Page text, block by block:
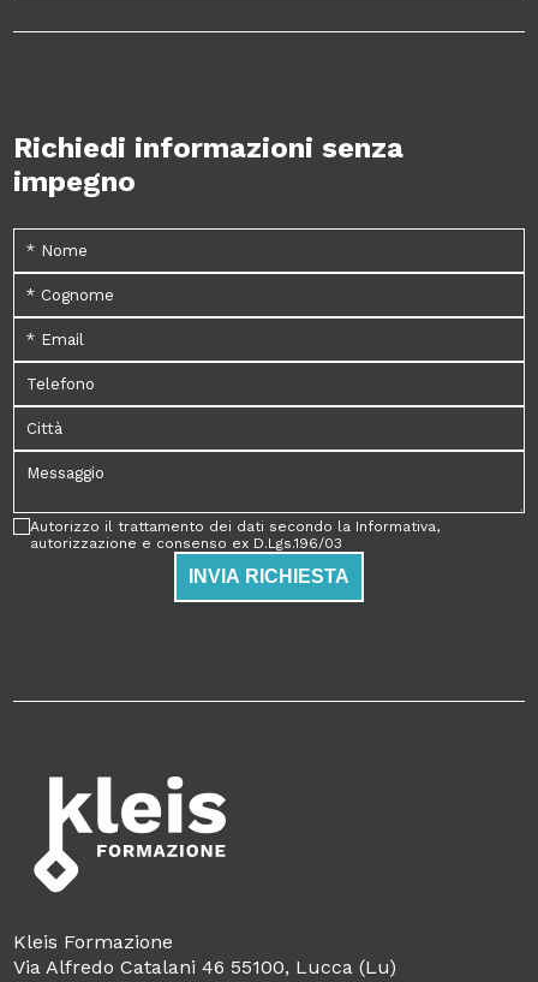
Richiedi informazioni senza
impegno
Autorizzo il trattamento dei dati secondo la Informativa,
autorizzazione e consenso ex D.Lgs.196/03
INVIA RICHIESTA
Kleis Formazione
Via Alfredo Catalani 46 55100, Lucca (Lu)